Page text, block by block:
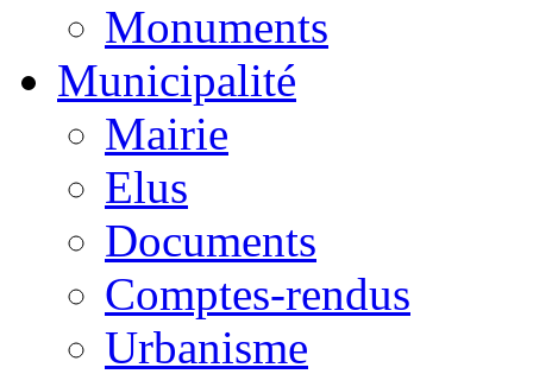
Monuments
Municipalité
Mairie
Elus
Documents
Comptes-rendus
Urbanisme